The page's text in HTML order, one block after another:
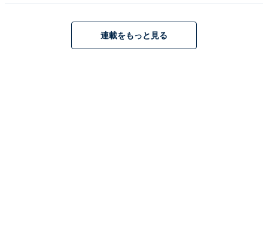
iCloudからサインアウトしておく
連載をもっと見る